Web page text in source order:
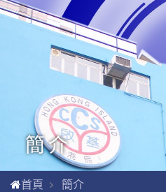
簡介
首頁 簡介